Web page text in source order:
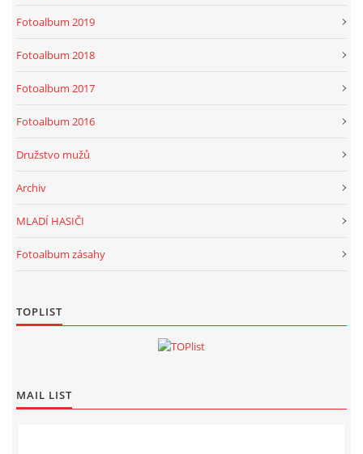
Fotoalbum 2019
Fotoalbum 2018
Fotoalbum 2017
Fotoalbum 2016
Družstvo mužů
Archiv
MLADÍ HASIČI
Fotoalbum zásahy
TOPLIST
MAIL LIST